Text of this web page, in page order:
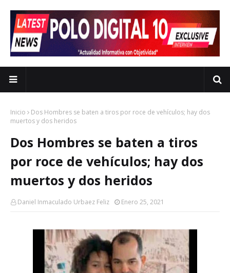
Inicio
Dos Hombres se baten a tiros por roce de vehículos; hay dos
muertos y dos heridos
Dos Hombres se baten a tiros
por roce de vehículos; hay dos
muertos y dos heridos
Daniel Inmaculado Urbaez Feliz Enero 25, 2021